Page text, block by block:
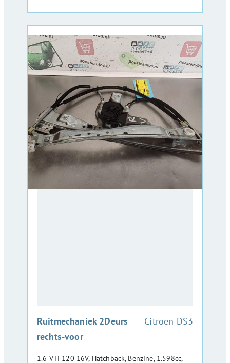
Ruitmechaniek 2Deurs
rechts-voor
:Citroen DS3
1.6 VTi 120 16V, Hatchback, Benzine, 1.598cc,